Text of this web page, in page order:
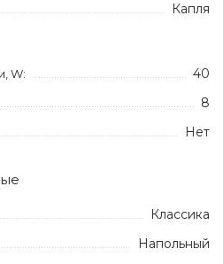
Капля
W: 40
8
Нет
Классика
Напольный